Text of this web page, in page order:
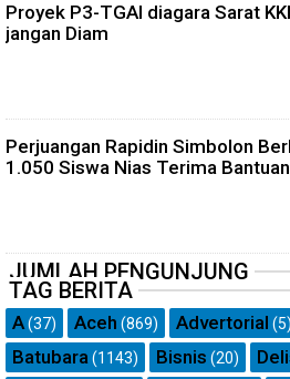
Proyek P3-TGAI diagara Sarat
jangan Diam
Perjuangan Rapidin Simbolon
1.050 Siswa Nias Terima
JUMLAH PENGUNJUNG
TAG BERITA
A(37) Aceh (869) Advertorial (5)
Batubara(1143) Bisnis (20)